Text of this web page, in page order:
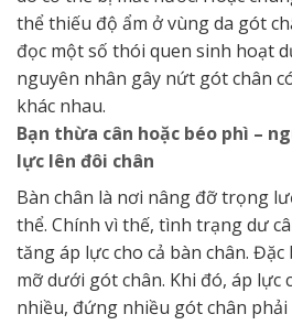
thể thiếu độ ẩm ở vùng da gót
đọc một số thói quen sinh hoạt
nguyên nhân gây nứt gót chân
khác nhau.
Bạn thừa cân hoặc béo phì –
lực lên đôi chân
Bàn chân là nơi nâng đỡ trọng
thể. Chính vì thế, tình trạng dư
tăng áp lực cho cả bàn chân.
mỡ dưới gót chân. Khi đó, áp lực
nhiều, đứng nhiều gót chân